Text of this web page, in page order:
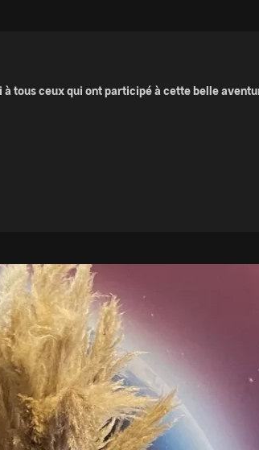
à tous ceux qui ont participé à cette belle